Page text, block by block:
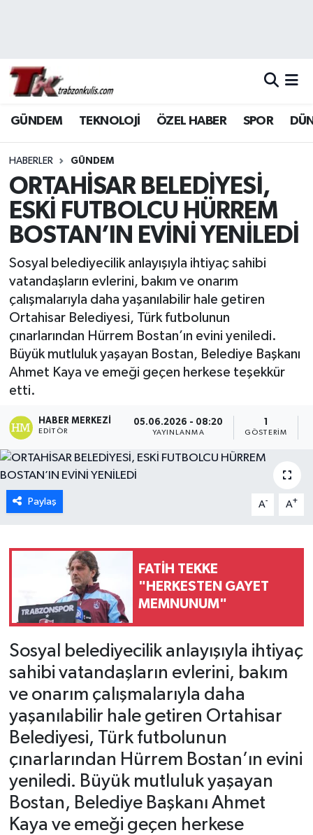
GÜNDEM TEKNOLOJİ ÖZEL HABER SPOR
HABERLER GÜNDEM
ORTAHİSAR BELEDİYESİ,
ESKİ FUTBOLCU HÜRREM
BOSTAN’IN EVİNİ YENİLEDİ
Sosyal belediyecilik anlayışıyla ihtiyaç sahibi
vatandaşların evlerini, bakım ve onarım
çalışmalarıyla daha yaşanılabilir hale getiren
Ortahisar Belediyesi, Türk futbolunun
çınarlarından Hürrem Bostan’ın evini yeniledi.
Büyük mutluluk yaşayan Bostan, Belediye Başkanı
Ahmet Kaya ve emeği geçen herkese teşekkür
etti.
HABER MERKEZI
EDITÖR
05.06.2026 - 08:20
YAYINLANMA GÖSTERIM
Paylaş A- A+
FATİH TEKKE
"HERKESTEN GAYET
MEMNUNUM"
Sosyal belediyecilik anlayışıyla ihtiyaç
sahibi vatandaşların evlerini, bakım
ve onarım çalışmalarıyla daha
yaşanılabilir hale getiren Ortahisar
Belediyesi, Türk futbolunun
çınarlarından Hürrem Bostan’ın evini
yeniledi. Büyük mutluluk yaşayan
Bostan, Belediye Başkanı Ahmet
Kaya ve emeği geçen herkese
Trabzon Hava Durumu
Trabzon Namaz Vakitleri
Trabzon Trafik Yoğunluk Haritası
Süper Lig Puan Durumu ve Fikstür
Tüm Manşetler
Son Dakika Haberleri
Haber Arşivi